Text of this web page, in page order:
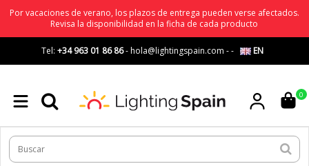
Por vacaciones de verano, los plazos de entrega pueden verse afectados.
Revisa la disponibilidad en la ficha de cada producto
Tel: +34 963 01 86 86-hola@lightingspain.com -- EN
0